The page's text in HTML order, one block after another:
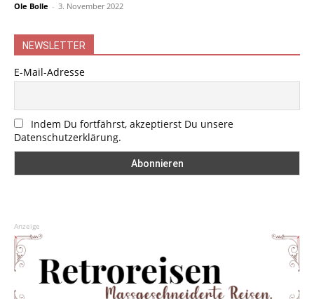
Ole Bolle - 3. November 2022
NEWSLETTER
E-Mail-Adresse
Indem Du fortfährst, akzeptierst Du unsere
Datenschutzerklärung.
Anzeige